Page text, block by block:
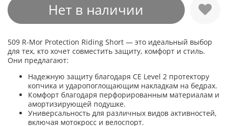
Нет в наличии
509 R-Mor Protection Riding Short — это идеальный выбор
для тех, кто хочет совместить защиту, комфорт и стиль.
Они предлагают:
Надежную защиту благодаря CE Level 2 протектору
копчика и ударопоглощающим накладкам на бедрах.
Комфорт благодаря перфорированным материалам и
амортизирующей подушке.
Универсальность для различных видов активностей,
включая мотокросс и велоспорт.